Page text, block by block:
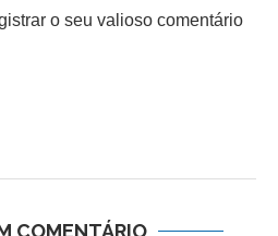
o seu valioso comentário
COMENTÁRIO